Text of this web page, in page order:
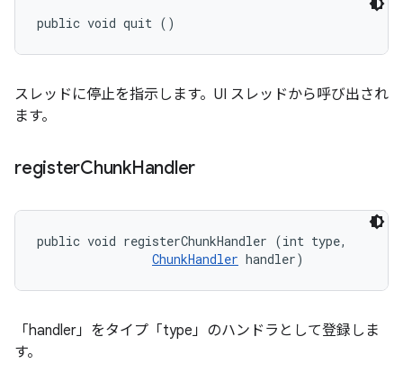
public void quit ()
スレッドに停止を指示します。UI スレッドから呼び出され
ます。
registerChunkHandler
public void registerChunkHandler (int type,
ChunkHandler handler)
「handler」をタイプ「type」のハンドラとして登録しま
す。